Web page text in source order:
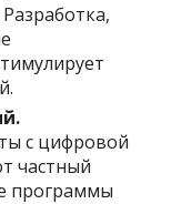
Разработка,
с цифровой
частный
программы